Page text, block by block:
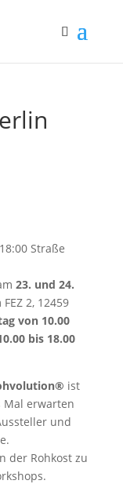
Straße
23. und 24.
2, 12459
von 10.00
bis 18.00
ist
Mal erwarten
und
der Rohkost zu